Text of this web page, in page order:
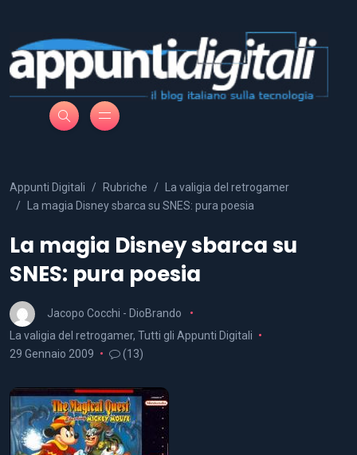
Appunti Digitali Rubriche
La valigia del retrogamer
La magia Disney sbarca su SNES: pura poesia
La magia Disney sbarca su
SNES: pura poesia
Jacopo Cocchi - DioBrando
La valigia del retrogamer, Tutti gli Appunti Digitali
29 Gennaio 2009
(13)